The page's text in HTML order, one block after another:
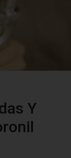
Y